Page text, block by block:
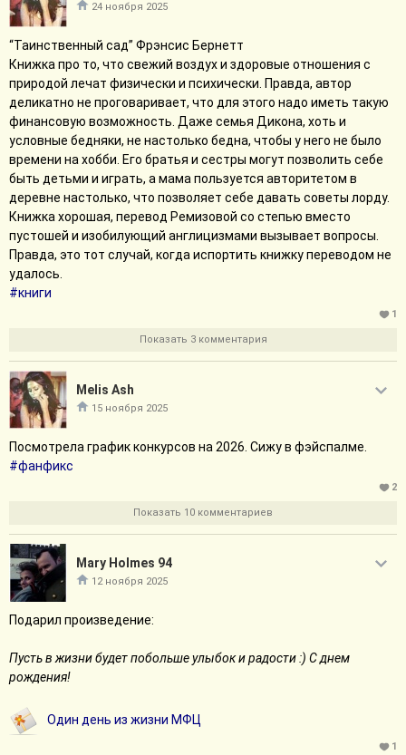
24 ноября 2025
“Таинственный сад” Фрэнсис Бернетт
Книжка про то, что свежий воздух и здоровые отношения с
природой лечат физически и психически. Правда, автор
деликатно не проговаривает, что для этого надо иметь такую
финансовую возможность. Даже семья Дикона, хоть и
условные бедняки, не настолько бедна, чтобы у него не было
времени на хобби. Его братья и сестры могут позволить себе
быть детьми и играть, а мама пользуется авторитетом в
деревне настолько, что позволяет себе давать советы лорду.
Книжка хорошая, перевод Ремизовой со степью вместо
пустошей и изобилующий англицизмами вызывает вопросы.
Правда, это тот случай, когда испортить книжку переводом не
удалось.
#книги
1
Показать 3 комментария
Melis Ash
15 ноября 2025
Посмотрела график конкурсов на 2026. Сижу в фэйспалме.
#фанфикс
2
Показать 10 комментариев
Mary Holmes 94
12 ноября 2025
Подарил произведение:
Пусть в жизни будет побольше улыбок и радости :) С днем
рождения!
Один день из жизни МФЦ
1